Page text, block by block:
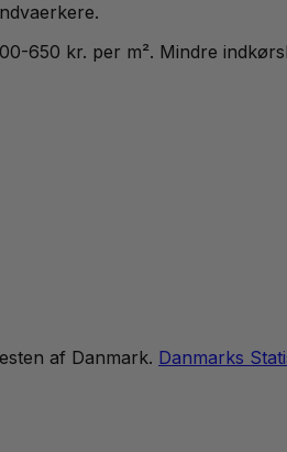
650 kr. per m². Mindre
af Danmark. Danmarks